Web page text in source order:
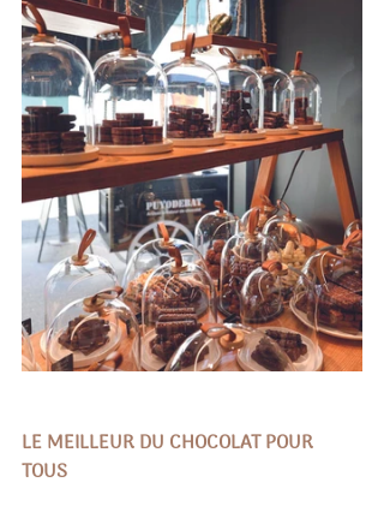
LE MEILLEUR DU CHOCOLAT POUR
TOUS